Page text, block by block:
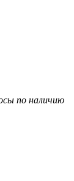
по наличию